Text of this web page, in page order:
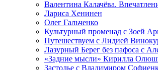
Валентина Калачёва.
Лариса Хенинен
Олег Гальченко
Культурный променад с Зоей
Путешествуем с Лидией
Лазурный Берег без пафоса с
«Задние мысли» Кирилла
Застолье с Владимиром